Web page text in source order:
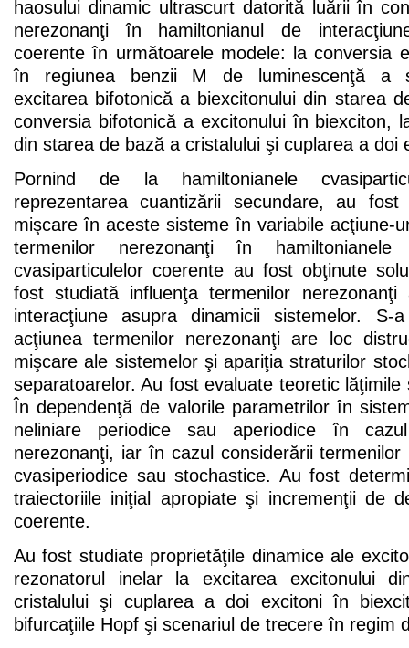
haosului dinamic ultrascurt datorită luării în
nerezonanţi în hamiltonianul de
coerente în următoarele modele: la conversia
în regiunea benzii M de luminescenţă a
excitarea bifotonică a biexcitonului din starea
conversia bifotonică a excitonului în biexciton,
din starea de bază a cristalului şi cuplarea a doi
Pornind de la hamiltonianele
reprezentarea cuantizării secundare, au
mişcare în aceste sisteme în variabile acţiune-
termenilor nerezonanţi în
cvasiparticulelor coerente au fost obţinute
fost studiată influenţa termenilor nerezonanţi
interacţiune asupra dinamicii sistemelor.
acţiunea termenilor nerezonanţi are loc
mişcare ale sistemelor şi apariţia straturilor
separatoarelor. Au fost evaluate teoretic
În dependenţă de valorile parametrilor în
neliniare periodice sau aperiodice în
nerezonanţi, iar în cazul considerării termenilor
cvasiperiodice sau stochastice. Au fost
traiectoriile iniţial apropiate şi incremenţii de
coerente.
Au fost studiate proprietăţile dinamice ale
rezonatorul inelar la excitarea excitonului
cristalului şi cuplarea a doi excitoni în
bifurcaţiile Hopf şi scenariul de trecere în regim